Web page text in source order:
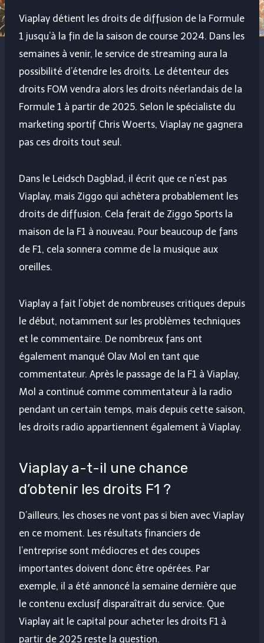
Viaplay détient les droits de diffusion de la Formule
1 jusqu’à la fin de la saison de course 2024. Dans les
semaines à venir, le service de streaming aura la
possibilité d’étendre les droits. Le détenteur des
droits FOM vendra alors les droits néerlandais de la
Formule 1 à partir de 2025. Selon le spécialiste du
marketing sportif Chris Woerts, Viaplay ne gagnera
pas ces droits tout seul.
Dans le Leidsch Dagblad, il écrit que ce n’est pas
Viaplay, mais Ziggo qui achètera probablement les
droits de diffusion. Cela ferait de Ziggo Sports la
maison de la F1 à nouveau. Pour beaucoup de fans
de F1, cela sonnera comme de la musique aux
oreilles.
Viaplay a fait l’objet de nombreuses critiques depuis
le début, notamment sur les problèmes techniques
et le commentaire. De nombreux fans ont
également manqué Olav Mol en tant que
commentateur. Après le passage de la F1 à Viaplay,
Mol a continué comme commentateur à la radio
pendant un certain temps, mais depuis cette saison,
les droits radio appartiennent également à Viaplay.
Viaplay a-t-il une chance
d’obtenir les droits F1 ?
D’ailleurs, les choses ne vont pas si bien avec Viaplay
en ce moment. Les résultats financiers de
l’entreprise sont médiocres et des coupes
importantes doivent donc être opérées. Par
exemple, il a été annoncé la semaine dernière que
le contenu exclusif disparaîtrait du service. Que
Viaplay ait le capital pour acheter les droits F1 à
partir de 2025 reste la question.